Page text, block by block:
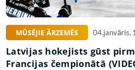
MŪSĒJIE ĀRZEMĒS 04.janvāris,
Latvijas hokejists gūst
Francijas čempionātā